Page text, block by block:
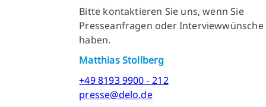
Bitte kontaktieren Sie uns, wenn Sie
Presseanfragen oder Interviewwünsche
haben.
Matthias Stollberg
+49 8193 9900 - 212
presse@delo.de